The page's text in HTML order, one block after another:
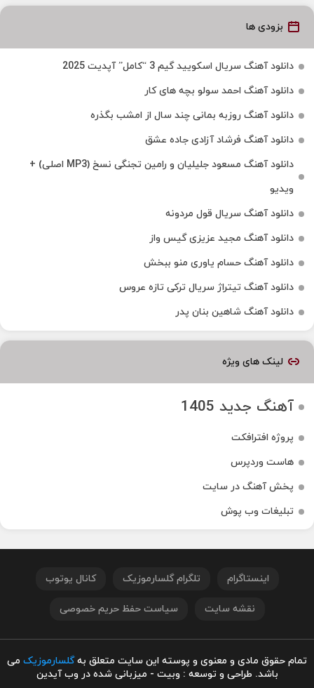
بزودی ها
دانلود آهنگ سریال اسکویید گیم 3 “کامل” آپدیت 2025
دانلود آهنگ احمد سولو بچه های کار
دانلود آهنگ روزبه بمانی چند سال از امشب بگذره
دانلود آهنگ فرشاد آزادی جاده عشق
دانلود آهنگ مسعود جلیلیان و رامین تجنگی نسخ (MP3 اصلی) +
ویدیو
دانلود آهنگ سریال قول مردونه
دانلود آهنگ مجید عزیزی گیس واز
دانلود آهنگ حسام یاوری منو ببخش
دانلود آهنگ تیتراژ سریال ترکی تازه عروس
دانلود آهنگ شاهین بنان پدر
لینک های ویژه
آهنگ جدید 1405
پروژه افترافکت
هاست وردپرس
پخش آهنگ در سایت
تبلیغات وب پوش
اینستاگرام تلگرام گلسارموزیک کانال یوتوب
نقشه سایت سیاست حفظ حریم خصوصی
تمام حقوق مادی و معنوی و پوسته این سایت متعلق بهگلسارموزیک می
باشد. طراحی و توسعه : وبیت - میزبانی شده در وب آیدین